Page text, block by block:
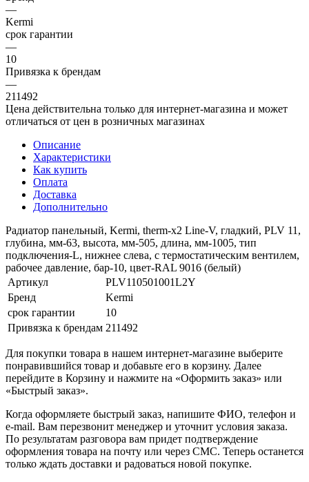
—
Kermi
срок гарантии
—
10
Привязка к брендам
—
211492
Цена действительна только для интернет-магазина и может
отличаться от цен в розничных магазинах
Описание
Характеристики
Как купить
Оплата
Доставка
Дополнительно
Радиатор панельный, Kermi, therm-x2 Line-V, гладкий, PLV 11,
глубина, мм-63, высота, мм-505, длина, мм-1005, тип
подключения-L, нижнее слева, с термостатическим вентилем,
рабочее давление, бар-10, цвет-RAL 9016 (белый)
Артикул
PLV110501001L2Y
Бренд
Kermi
срок гарантии
10
Привязка к брендам 211492
Для покупки товара в нашем интернет-магазине выберите
понравившийся товар и добавьте его в корзину. Далее
перейдите в Корзину и нажмите на «Оформить заказ» или
«Быстрый заказ».
Когда оформляете быстрый заказ, напишите ФИО, телефон и
e-mail. Вам перезвонит менеджер и уточнит условия заказа.
По результатам разговора вам придет подтверждение
оформления товара на почту или через СМС. Теперь останется
только ждать доставки и радоваться новой покупке.